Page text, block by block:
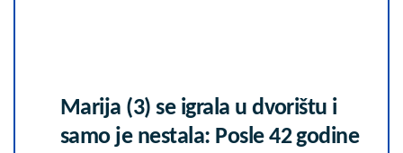
Marija (3) se igrala u dvorištu i
samo je nestala: Posle 42 godine